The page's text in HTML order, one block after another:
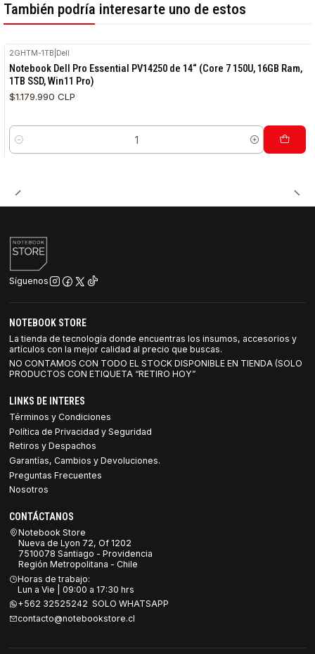
También podría interesarte uno de estos
2GHTM-1TB Dell
Notebook Dell Pro Essential PV14250 de 14“ (Core 7 150U, 16GB Ram,
1TB SSD, Win11 Pro)
$1.179.990 CLP
Cantidad
Síguenos
NOTEBOOK STORE
La tienda de tecnología donde encuentras los insumos, accesorios y
artículos con la mejor calidad al precio que buscas.
NO CONTAMOS CON TODO EL STOCK DISPONIBLE EN TIENDA (SOLO
PRODUCTOS CON ETIQUETA “RETIRO HOY”
LINKS DE INTERES
Términos y Condiciones
Política de Privacidad y Seguridad
Retiros y Despachos
Garantías, Cambios y Devoluciones.
Preguntas Frecuentes
Nosotros
CONTÁCTANOS
Notebook Store
Nueva de Lyon 72, Of 1202
7510078 Santiago - Providencia
Región Metropolitana - Chile
Horas de trabajo:
Lun a Vie | 09:00 a 17:30 hrs
+562 32525242 SOLO WHATSAPP
contacto@notebookstore.cl